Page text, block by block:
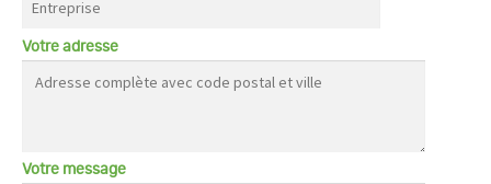
Votre adresse
Votre message